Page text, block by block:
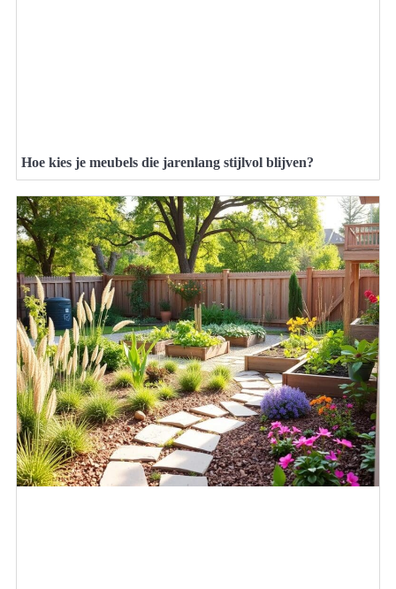
Hoe kies je meubels die jarenlang stijlvol blijven?